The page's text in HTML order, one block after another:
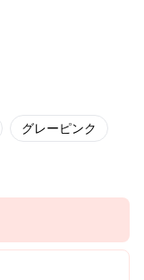
グレーピンク